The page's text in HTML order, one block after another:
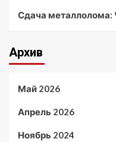
Сдача металлолома:
Архив
Май 2026
Апрель 2026
Ноябрь 2024